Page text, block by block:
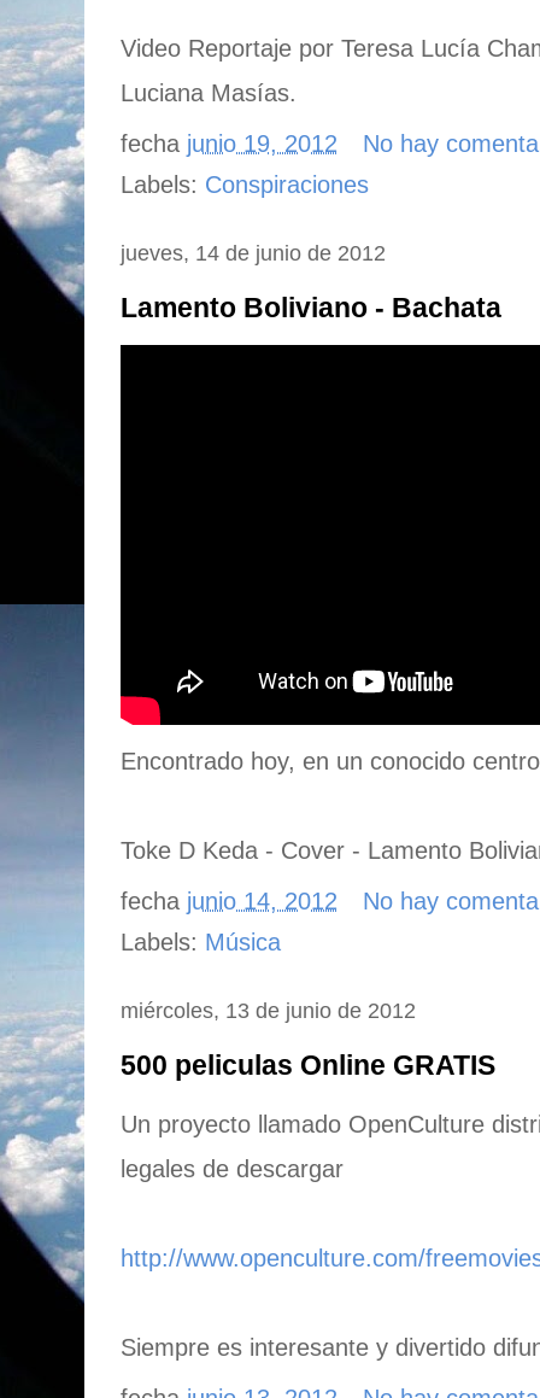
Video Reportaje por Teresa Lucía
Luciana Masías.
fecha junio 19, 2012
No hay
Labels: Conspiraciones
jueves, 14 de junio de 2012
Lamento Boliviano - Bachata
Encontrado hoy, en un conocido
Toke D Keda - Cover - Lamento
fecha junio 14, 2012
No hay
Labels: Música
miércoles, 13 de junio de 2012
500 peliculas Online GRATIS
Un proyecto llamado OpenCulture
legales de descargar
http://www.openculture.com/
Siempre es interesante y divertido